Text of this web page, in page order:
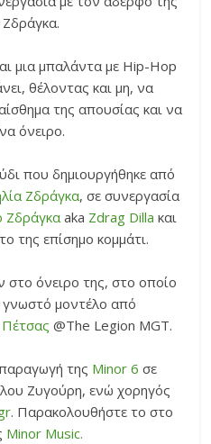
μια μπαλάντα με Hip-Hop
θέλοντας και μη, να
της απουσίας και να
όνειρο.
που δημιουργήθηκε από
Ζδράγκα, σε συνεργασία
Ζδράγκα aka Zdrag Dilla και
της επίσημο κομμάτι.
στο όνειρο της, στο οποίο
μοντέλο από
@The Legion MGT.
της Minor 6 σε
Ζυγούρη, ενώ χορηγός
. Παρακολουθήστε το στο
Minor Music.